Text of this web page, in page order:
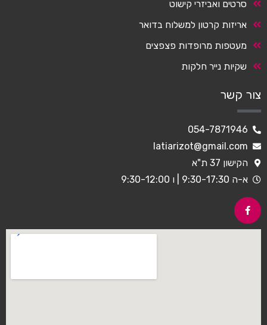
סרטים ואביזרי קישוט
אריזות קרטון למשלוח בדואר
מעטפות מרופדות פצפצים
שקיות נייר חלקות
צור קשר
054-7871946
latiarizot@gmail.com
הקישון 37 ת"א
א-ה 9:30-17:30 | ו 9:30-12:00